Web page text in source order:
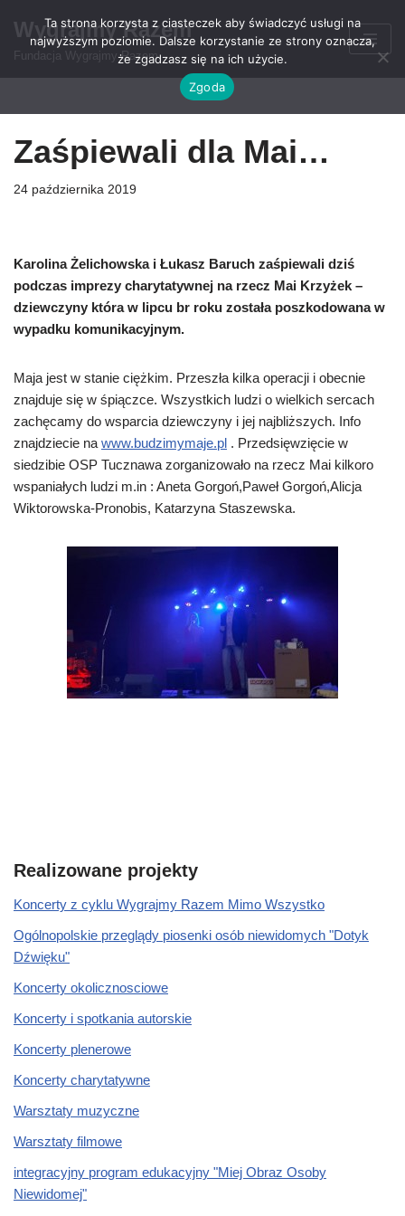
Przejdź
Wygrajmy Razem
Fundacja Wygrajmy Razem
Zaśpiewali dla Mai…
24 października 2019
Karolina Żelichowska i Łukasz Baruch zaśpiewali dziś
podczas imprezy charytatywnej na rzecz Mai Krzyżek –
dziewczyny która w lipcu br roku została poszkodowana w
wypadku komunikacyjnym.
Maja jest w stanie ciężkim. Przeszła kilka operacji i obecnie
znajduje się w śpiączce. Wszystkich ludzi o wielkich sercach
zachęcamy do wsparcia dziewczyny i jej najbliższych. Info
znajdziecie na www.budzimymaje.pl . Przedsięwzięcie w
siedzibie OSP Tucznawa zorganizowało na rzecz Mai kilkoro
wspaniałych ludzi m.in : Aneta Gorgoń,Paweł Gorgoń,Alicja
Wiktorowska-Pronobis, Katarzyna Staszewska.
Realizowane projekty
Koncerty z cyklu Wygrajmy Razem Mimo Wszystko
Ogólnopolskie przeglądy piosenki osób niewidomych "Dotyk
Dźwięku"
Koncerty okolicznosciowe
Koncerty i spotkania autorskie
Koncerty plenerowe
Koncerty charytatywne
Warsztaty muzyczne
Warsztaty filmowe
integracyjny program edukacyjny "Miej Obraz Osoby
Niewidomej"
Ta strona korzysta z ciasteczek aby świadczyć usługi na
najwyższym poziomie. Dalsze korzystanie ze strony oznacza,
że zgadzasz się na ich użycie.
Zgoda